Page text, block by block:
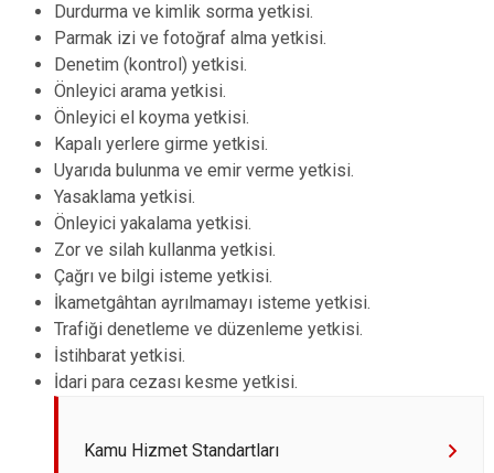
Durdurma ve kimlik sorma yetkisi.
Parmak izi ve fotoğraf alma yetkisi.
Denetim (kontrol) yetkisi.
Önleyici arama yetkisi.
Önleyici el koyma yetkisi.
Kapalı yerlere girme yetkisi.
Uyarıda bulunma ve emir verme yetkisi.
Yasaklama yetkisi.
Önleyici yakalama yetkisi.
Zor ve silah kullanma yetkisi.
Çağrı ve bilgi isteme yetkisi.
İkametgâhtan ayrılmamayı isteme yetkisi.
Trafiği denetleme ve düzenleme yetkisi.
İstihbarat yetkisi.
İdari para cezası kesme yetkisi.
Kamu Hizmet Standartları